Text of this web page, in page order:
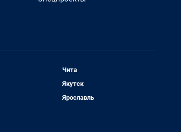
Чита
Якутск
Ярославль